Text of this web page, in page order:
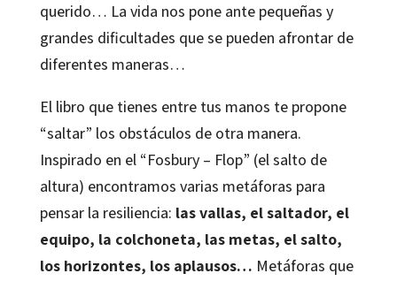
querido… La vida nos pone ante pequeñas y
grandes dificultades que se pueden afrontar de
diferentes maneras…
El libro que tienes entre tus manos te propone
“saltar” los obstáculos de otra manera.
Inspirado en el “Fosbury – Flop” (el salto de
altura) encontramos varias metáforas para
pensar la resiliencia: las vallas, el saltador, el
equipo, la colchoneta, las metas, el salto,
los horizontes, los aplausos… Metáforas que